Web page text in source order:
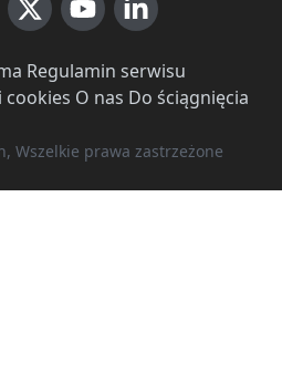
Regulamin serwisu
cookies O nas Do ściągnięcia
Wszelkie prawa zastrzeżone